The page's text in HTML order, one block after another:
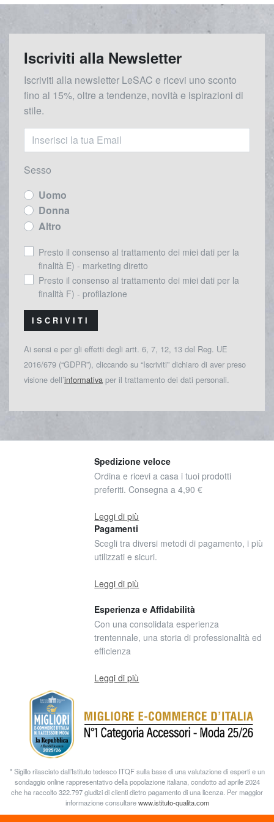
Iscriviti alla Newsletter
Iscriviti alla newsletter LeSAC e ricevi uno sconto
fino al 15%, oltre a tendenze, novità e ispirazioni di
stile.
Sesso
Uomo
Donna
Altro
Presto il consenso al trattamento dei miei dati per la
finalità E) - marketing diretto
Presto il consenso al trattamento dei miei dati per la
finalità F) - profilazione
ISCRIVITI
Ai sensi e per gli effetti degli artt. 6, 7, 12, 13 del Reg. UE
2016/679 (“GDPR”), cliccando su “Iscriviti” dichiaro di aver preso
visione dell’informativa per il trattamento dei dati personali.
Spedizione veloce
Ordina e ricevi a casa i tuoi prodotti
preferiti. Consegna a 4,90 €
Leggi di più
Pagamenti
Scegli tra diversi metodi di pagamento, i più
utilizzati e sicuri.
Leggi di più
Esperienza e Affidabilità
Con una consolidata esperienza
trentennale, una storia di professionalità ed
efficienza
Leggi di più
* Sigillo rilasciato dall’Istituto tedesco ITQF sulla base di una valutazione di esperti e un
sondaggio online rappresentativo della popolazione italiana, condotto ad aprile 2024
che ha raccolto 322.797 giudizi di clienti dietro pagamento di una licenza. Per maggior
informazione consultarewww.istituto-qualita.com